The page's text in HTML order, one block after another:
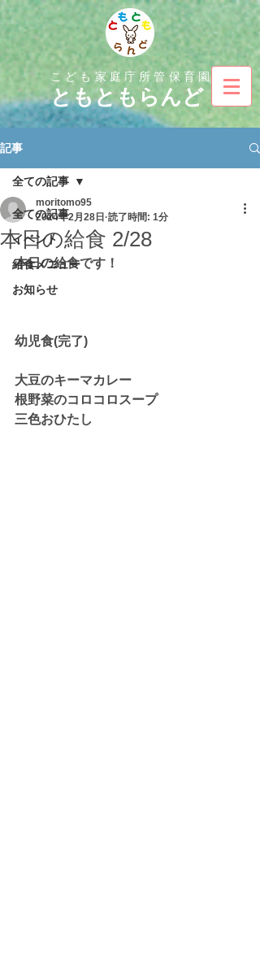
こども家庭庁所管保育園
ともともらんど
記事
全ての記事
イベント
給食メニュー
お知らせ
全ての記事
本日の給食 2/28
moritomo95
2024年2月28日 読了時間: 1分
本日の給食です！
幼児食(完了)
大豆のキーマカレー
根野菜のコロコロスープ
三色おひたし